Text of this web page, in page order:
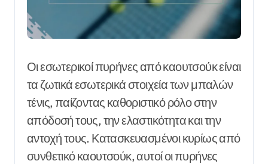
Οι εσωτερικοί πυρήνες από καουτσούκ είναι
τα ζωτικά εσωτερικά στοιχεία των μπαλών
τένις, παίζοντας καθοριστικό ρόλο στην
απόδοσή τους, την ελαστικότητα και την
αντοχή τους. Κατασκευασμένοι κυρίως από
συνθετικό καουτσούκ, αυτοί οι πυρήνες